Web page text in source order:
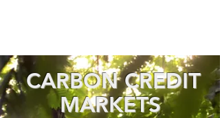
CARBON CREDIT
MARKETS